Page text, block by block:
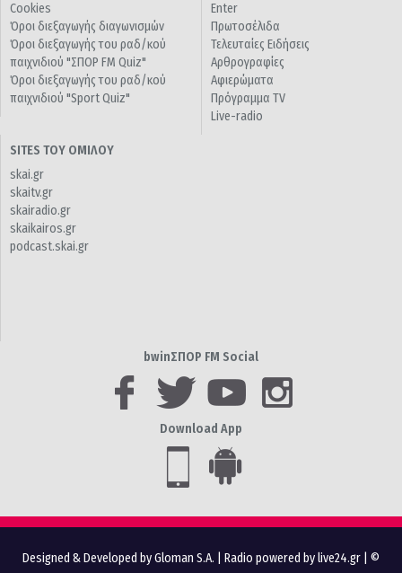
Cookies
Όροι διεξαγωγής διαγωνισμών
Όροι διεξαγωγής του ραδ/κού
παιχνιδιού "ΣΠΟΡ FM Quiz"
Όροι διεξαγωγής του ραδ/κού
παιχνιδιού "Sport Quiz"
Enter
Πρωτοσέλιδα
Τελευταίες Ειδήσεις
Αρθρογραφίες
Αφιερώματα
Πρόγραμμα TV
Live-radio
SITES ΤΟΥ ΟΜΙΛΟΥ
skai.gr
skaitv.gr
skairadio.gr
skaikairos.gr
podcast.skai.gr
bwinΣΠΟΡ FM Social
Download App
Designed & Developed by Gloman S.A. Radio powered by live24.gr | ©